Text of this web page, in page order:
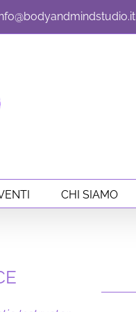
CHI SIAMO